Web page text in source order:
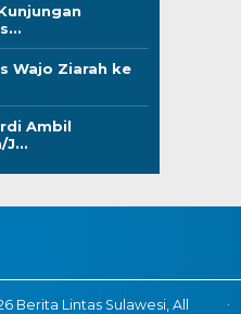
Wajo Ziarah ke
Ambil
J...
Berita Lintas Sulawesi, All